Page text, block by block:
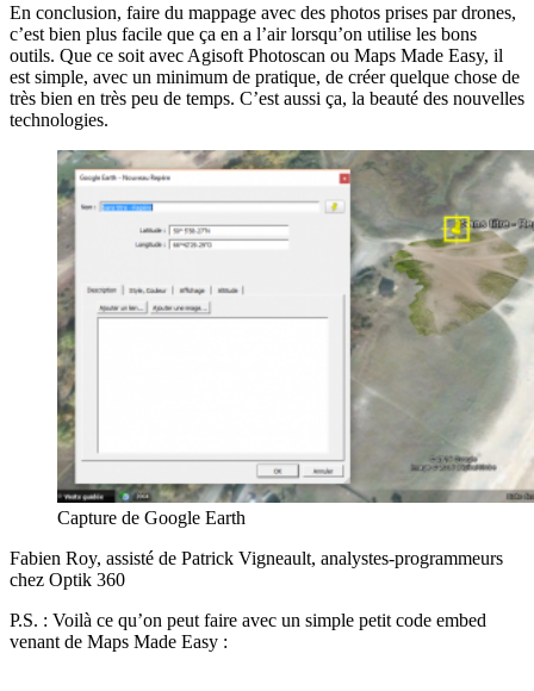
En conclusion, faire du mappage avec des photos prises par drones,
c’est bien plus facile que ça en a l’air lorsqu’on utilise les bons
outils. Que ce soit avec Agisoft Photoscan ou Maps Made Easy, il
est simple, avec un minimum de pratique, de créer quelque chose de
très bien en très peu de temps. C’est aussi ça, la beauté des nouvelles
technologies.
Capture de Google Earth
Fabien Roy, assisté de Patrick Vigneault, analystes-programmeurs
chez Optik 360
P.S. : Voilà ce qu’on peut faire avec un simple petit code embed
venant de Maps Made Easy :